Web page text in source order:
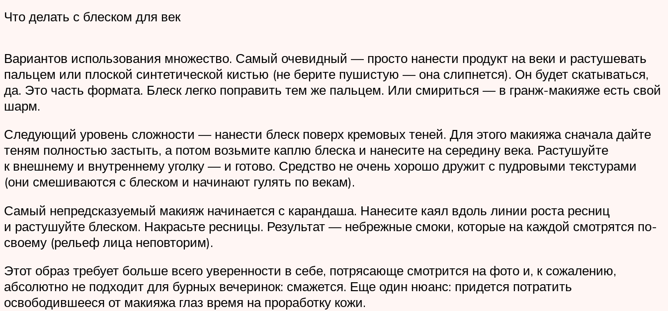
Что делать с блеском для век
Вариантов использования множество. Самый очевидный — просто нанести продукт на веки и растушевать
пальцем или плоской синтетической кистью (не берите пушистую — она слипнется). Он будет скатываться,
да. Это часть формата. Блеск легко поправить тем же пальцем. Или смириться — в гранж-макияже есть свой
шарм.
Следующий уровень сложности — нанести блеск поверх кремовых теней. Для этого макияжа сначала дайте
теням полностью застыть, а потом возьмите каплю блеска и нанесите на середину века. Растушуйте
к внешнему и внутреннему уголку — и готово. Средство не очень хорошо дружит с пудровыми текстурами
(они смешиваются с блеском и начинают гулять по векам).
Самый непредсказуемый макияж начинается с карандаша. Нанесите каял вдоль линии роста ресниц
и растушуйте блеском. Накрасьте ресницы. Результат — небрежные смоки, которые на каждой смотрятся по-
своему (рельеф лица неповторим).
Этот образ требует больше всего уверенности в себе, потрясающе смотрится на фото и, к сожалению,
абсолютно не подходит для бурных вечеринок: смажется. Еще один нюанс: придется потратить
освободившееся от макияжа глаз время на проработку кожи.